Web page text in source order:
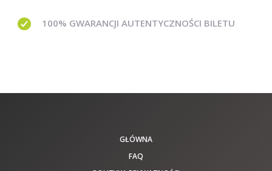
100% GWARANCJI AUTENTYCZNOŚCI BILETU
GŁÓWNA
FAQ